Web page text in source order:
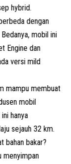
hybrid.
dengan
mobil ini
Engine dan
versi mild
mampu membuat
mobil
hanya
sejauh 32 km.
bahan bakar?
menyimpan